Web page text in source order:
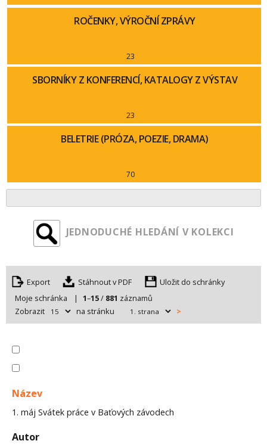
ROČENKY, VÝROČNÍ ZPRÁVY
23
SBORNÍKY Z KONFERENCÍ, KATALOGY Z VÝSTAV
23
BELETRIE (PRÓZA, POEZIE, DRAMA)
70
JEDNODUCHÉ HLEDÁNÍ V KOLEKCI
Export
Uložit do schránky
Moje schránka
| 1–15/ 881 záznamů
Zobrazit
na stránku >
Název
1. máj Svátek práce v Baťových závodech
Autor